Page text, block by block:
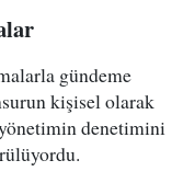
gündeme
kişisel olarak
denetimini